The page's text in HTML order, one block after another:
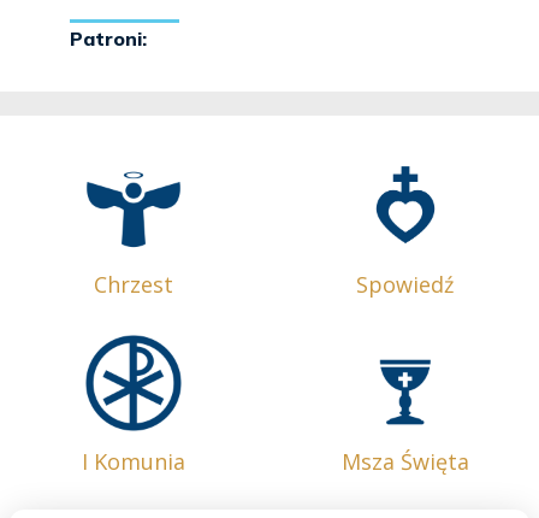
Chrzest Spowiedź
I Komunia Msza Święta